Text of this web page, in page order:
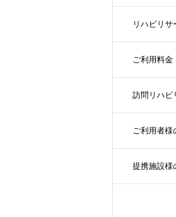
リハビリ
ご利用料金
訪問リハビ
ご利用者様
提携施設様